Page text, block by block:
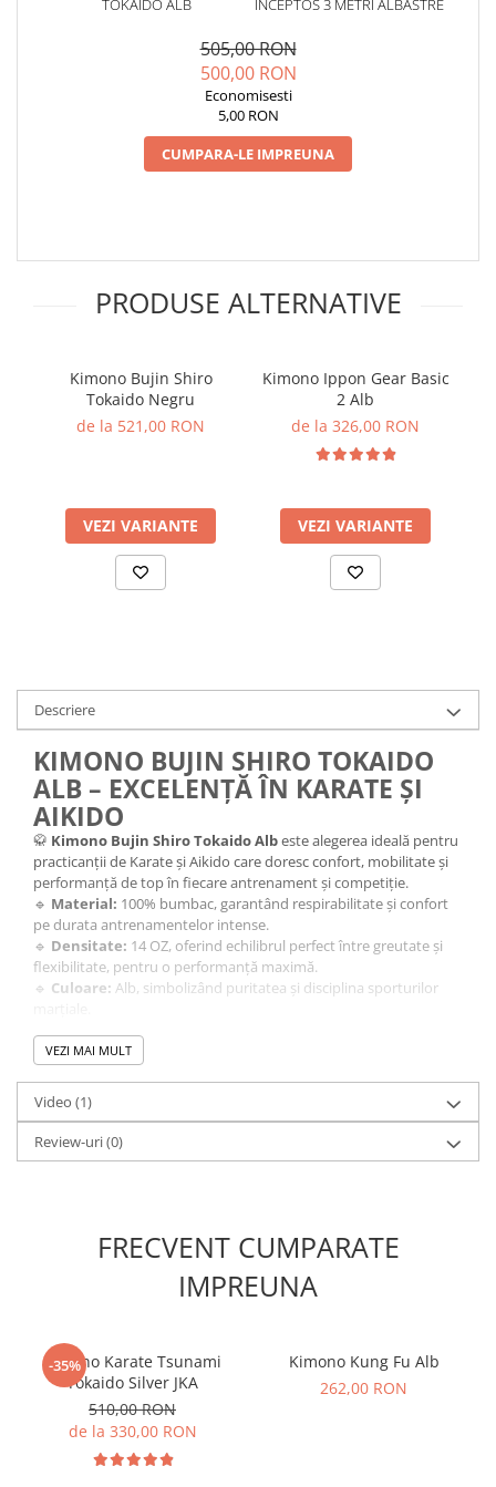
TOKAIDO ALB INCEPTOS 3 METRI ALBASTRE
505,00 RON
500,00 RON
Economisesti
5,00 RON
CUMPARA-LE IMPREUNA
PRODUSE ALTERNATIVE
Kimono Bujin Shiro
Tokaido Negru
de la 521,00 RON
VEZI VARIANTE
Kimono Ippon Gear Basic
2 Alb
de la 326,00 RON
VEZI VARIANTE
Descriere
KIMONO BUJIN SHIRO TOKAIDO
ALB – EXCELENȚĂ ÎN KARATE ȘI
AIKIDO
🥋 Kimono Bujin Shiro Tokaido Albeste alegerea ideală pentru
practicanții de Karate și Aikido care doresc confort, mobilitate și
performanță de top în fiecare antrenament și competiție.
🔹 Material: 100% bumbac, garantând respirabilitate și confort
pe durata antrenamentelor intense.
🔹 Densitate: 14 OZ, oferind echilibrul perfect între greutate și
flexibilitate, pentru o performanță maximă.
🔹 Culoare: Alb, simbolizând puritatea și disciplina sporturilor
complet și funcțional.
🔹Sport:Potrivit pentru
cerințele fiecărei discipline.
🏅Recomandat pentru competiții și antrenamente
kimono îți va oferi libertate de mișcare și rezistență, ajutându-te
să performezi la cel mai înalt nivel.
VEZI MAI MULT
Video (1)
Review-uri(0)
FRECVENT CUMPARATE
IMPREUNA
-35%
Kimono Karate Tsunami
Tokaido Silver JKA
510,00 RON
de la 330,00 RON
Kimono Kung Fu Alb
262,00 RON